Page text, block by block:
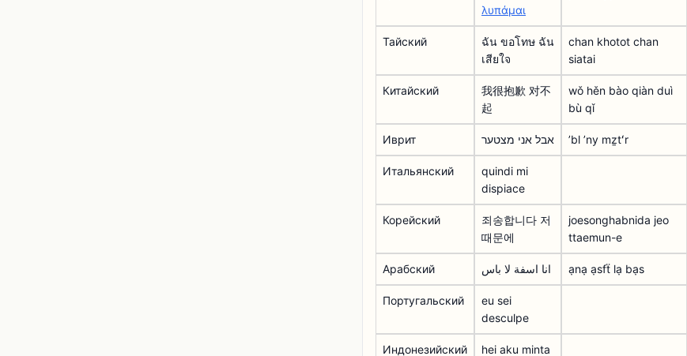
λυπάμαι
Тайский
ฉัน ขอโทษ ฉัน
เสียใจ
chan khotot chan
siatai
Китайский
我很抱歉 对不
起
wǒ hěn bào qiàn duì
bù qǐ
Иврит אבל אני מצטער ʼbl ʼny mẕtʻr
Итальянский
quindi mi
dispiace
Корейский
죄송합니다 저
때문에
joesonghabnida jeo
ttaemun-e
Арабский انا اسفة لا باس ạnạ ạsfẗ lạ bạs
Португальский
eu sei
desculpe
Индонезийский hei aku minta